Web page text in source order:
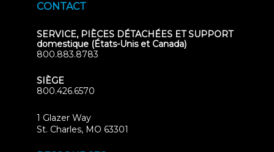
CONTACT
SERVICE, PIÈCES DÉTACHÉES ET SUPPORT
domestique (États-Unis et Canada)
800.883.8783
SIÈGE
800.426.6570
1 Glazer Way
St. Charles, MO 63301